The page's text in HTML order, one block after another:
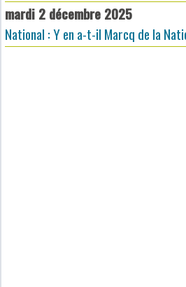
mardi 2 décembre 2025
National : Y en a-t-il Marcq de la